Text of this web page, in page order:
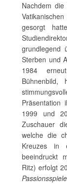
Nachdem
gesorgt
grundlegend
Sterben und
1984
Bühnenbild,
Präsentation
1999 und
Zuschauer
welche die
Kreuzes in
beeindruckt
Ritz) erfolgt
Passionsspiele